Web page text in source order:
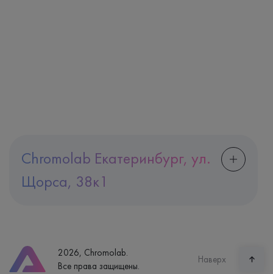
Chromolab Екатеринбург, ул.
Щорса, 38к1
Часы работы
пн-вс: 7:30-15:00
2026, Chromolab.
Все права защищены.
Наверх